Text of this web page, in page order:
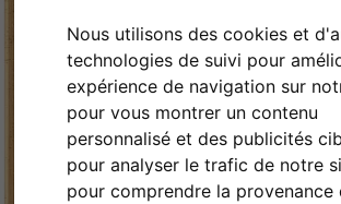
Nous utilisons des cookies et
technologies de suivi pour
expérience de navigation sur
pour vous montrer un contenu
personnalisé et des publicités
pour analyser le trafic de notre
pour comprendre la provenance
Retour